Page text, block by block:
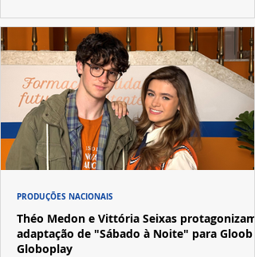
Théo Medon e Vittória Seixas protagonizam
adaptação de "Sábado à Noite" para Gloob e
Globoplay
PRODUÇÕES NACIONAIS